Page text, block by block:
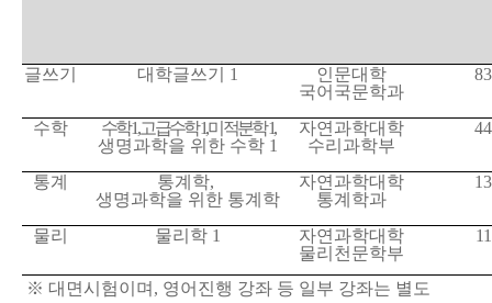
글쓰기 대학글쓰기 1
인문대학
국어국문학과
83
수학
수학 1, 고급수학 1, 미적분학 1,
생명과학을 위한 수학 1
자연과학대학
수리과학부
44
통계
통계학,
생명과학을 위한 통계학
자연과학대학
통계학과
13
물리 물리학 1
자연과학대학
물리천문학부
11
※ 대면시험이며, 영어진행 강좌 등 일부 강좌는 별도